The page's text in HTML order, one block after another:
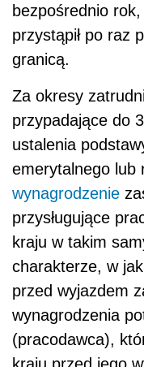
bezpośrednio
przystąpił po raz
granicą.
Za okresy
przypadające do
ustalenia
emerytalnego lub
wynagrodzenie
przysługujące
kraju w takim
charakterze, w
przed wyjazdem
wynagrodzenia
(pracodawca),